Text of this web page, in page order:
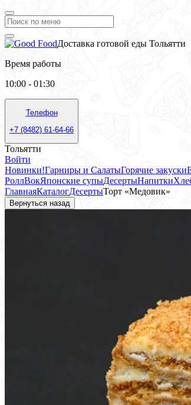
Доставка готовой еды Тольятти
Время работы
10:00 - 01:30
Телефон
+7 (8482) 61-64-66
Тольятти
Войти
Новинки!Гарниры и СалатыГорячие закуски
РоллВокЯпонские супыДесертыНапитки
ГлавнаяКаталогДесертыТорт «Медовик»
Вернуться назад